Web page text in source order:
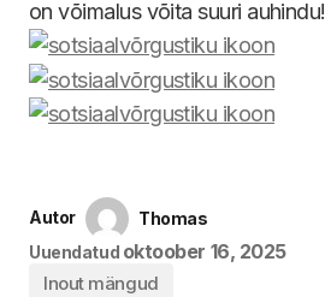
on võimalus võita suuri auhindu!
Autor
Thomas
Uuendatud oktoober 16, 2025
Inout mängud